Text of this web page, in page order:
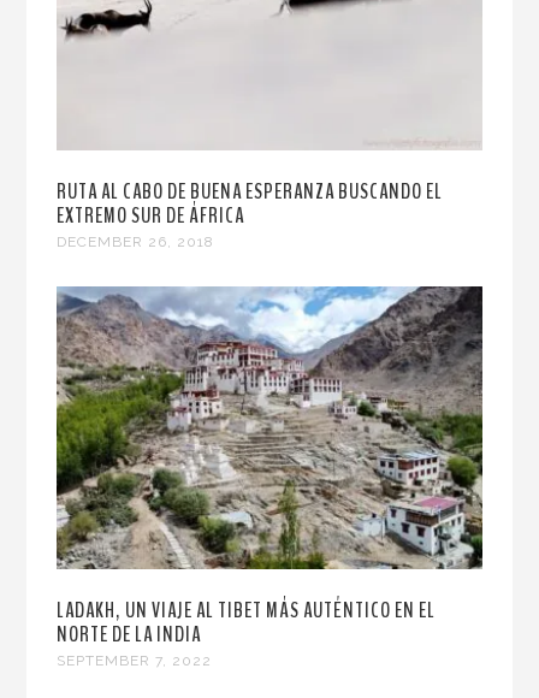
RUTA AL CABO DE BUENA ESPERANZA BUSCANDO EL
EXTREMO SUR DE ÁFRICA
DECEMBER 26, 2018
LADAKH, UN VIAJE AL TIBET MÁS AUTÉNTICO EN EL
NORTE DE LA INDIA
SEPTEMBER 7, 2022